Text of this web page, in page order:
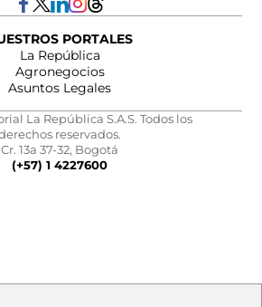
PORTALES
La República
Agronegocios
Asuntos Legales
La República S.A.S. Todos los
reservados.
Cr. 13a 37-32, Bogotá
(+57) 1 4227600